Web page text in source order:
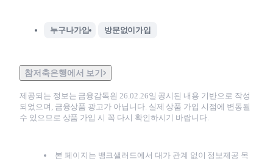
누구나가입 방문없이가입
참저축은행에서 보기
제공되는 정보는 금융감독원26.02.26일 공시된 내용 기반으로 작성
되었으며, 금융상품 광고가 아닙니다. 실제 상품 가입 시점에 변동될
수 있으므로 상품 가입 시 꼭 다시 확인하시기 바랍니다.
본 페이지는 뱅크샐러드에서 대가 관계 없이 정보제공 목